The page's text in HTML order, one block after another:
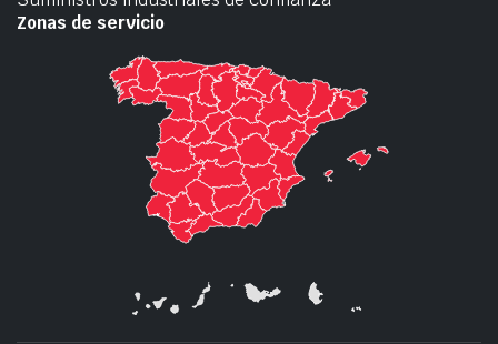
Zonas de servicio